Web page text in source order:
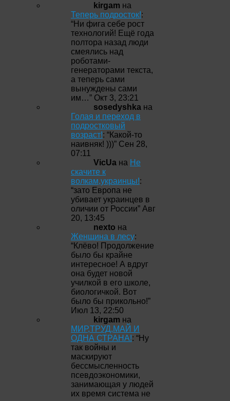
kirgam на
Теперь подросток!:
“Ни фига себе рост
технологий! Ещё года
полтора назад люди
смеялись над
роботами-
генераторами текста,
а теперь сами
вынуждены сами
им…” Окт 3, 23:21
sosedyshka на
Голая и переход в
подростковый
возраст!: “Какой-то
наивняк! )))” Сен 28,
07:11
VicUa на Не
скачите к
волкам,украинцы!:
“зато Европа не
убивает украинцев в
оличии от России” Авг
20, 13:45
nexto на
Женщина в лесу:
“Клёво! Продолжение
было бы крайне
интересное! А вдруг
она будет новой
училкой в его школе,
биологичкой. Вот
было бы прикольно!”
Июл 13, 22:50
kirgam на
МИР,ТРУД,МАЙ И
ОДНА СТРАНА!: “Ну
так войны и
маскируют
бессмысленность
псевдоэкономики,
занимающая у людей
их время система не